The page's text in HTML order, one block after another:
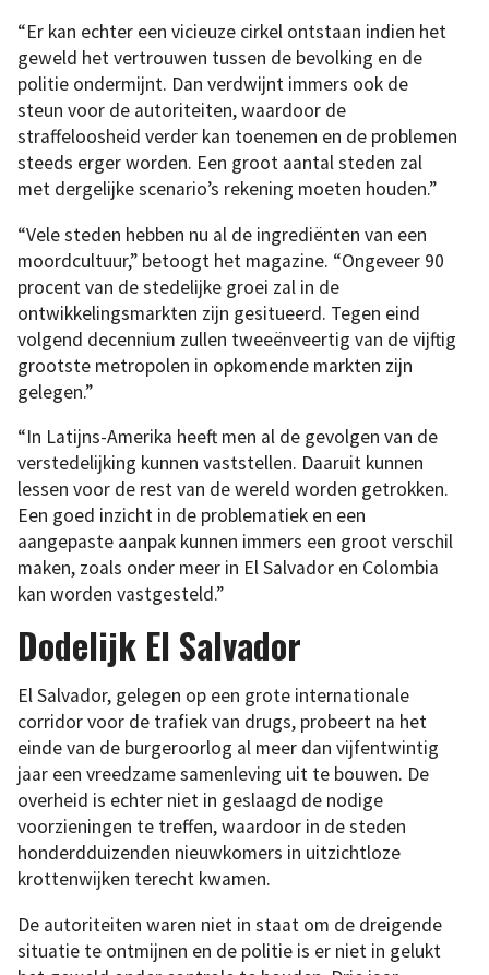
“Er kan echter een vicieuze cirkel ontstaan indien het
geweld het vertrouwen tussen de bevolking en de
politie ondermijnt. Dan verdwijnt immers ook de
steun voor de autoriteiten, waardoor de
straffeloosheid verder kan toenemen en de problemen
steeds erger worden. Een groot aantal steden zal
met dergelijke scenario’s rekening moeten houden.”
“Vele steden hebben nu al de ingrediënten van een
moordcultuur,” betoogt het magazine. “Ongeveer 90
procent van de stedelijke groei zal in de
ontwikkelingsmarkten zijn gesitueerd. Tegen eind
volgend decennium zullen tweeënveertig van de vijftig
grootste metropolen in opkomende markten zijn
gelegen.”
“In Latijns-Amerika heeft men al de gevolgen van de
verstedelijking kunnen vaststellen. Daaruit kunnen
lessen voor de rest van de wereld worden getrokken.
Een goed inzicht in de problematiek en een
aangepaste aanpak kunnen immers een groot verschil
maken, zoals onder meer in El Salvador en Colombia
kan worden vastgesteld.”
Dodelijk El Salvador
El Salvador, gelegen op een grote internationale
corridor voor de trafiek van drugs, probeert na het
einde van de burgeroorlog al meer dan vijfentwintig
jaar een vreedzame samenleving uit te bouwen. De
overheid is echter niet in geslaagd de nodige
voorzieningen te treffen, waardoor in de steden
honderdduizenden nieuwkomers in uitzichtloze
krottenwijken terecht kwamen.
De autoriteiten waren niet in staat om de dreigende
situatie te ontmijnen en de politie is er niet in gelukt